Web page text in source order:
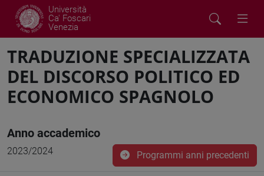
Università
Ca' Foscari
Venezia
TRADUZIONE SPECIALIZZATA
DEL DISCORSO POLITICO ED
ECONOMICO SPAGNOLO
Anno accademico
2023/2024 Programmi anni precedenti